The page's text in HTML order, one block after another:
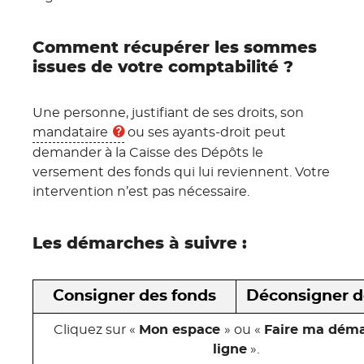
Comment récupérer les sommes
issues de votre comptabilité ?
Une personne, justifiant de ses droits, son
mandataire
ou ses ayants-droit peut
demander à la Caisse des Dépôts le
versement des fonds qui lui reviennent. Votre
intervention n’est pas nécessaire.
Les démarches à suivre :
Consigner des fonds Déconsigner
Cliquez sur « Mon espace » ou « Faire ma
ligne ».